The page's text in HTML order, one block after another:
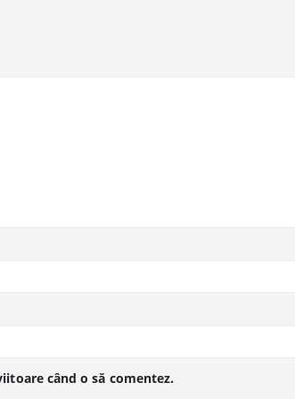
când o să comentez.